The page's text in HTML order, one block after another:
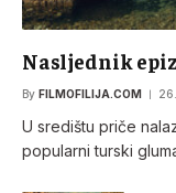
Nasljednik
By FILMOFILIJA.COM
U središtu priče
popularni turski